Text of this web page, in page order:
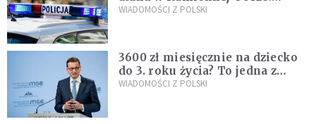
Policja zatrzymała dwóch
WIADOMOŚCI Z POLSKI
3600 zł miesięcznie na dziecko
do 3. roku życia? To jedna z
propozycji programu "Rozwój
WIADOMOŚCI Z POLSKI